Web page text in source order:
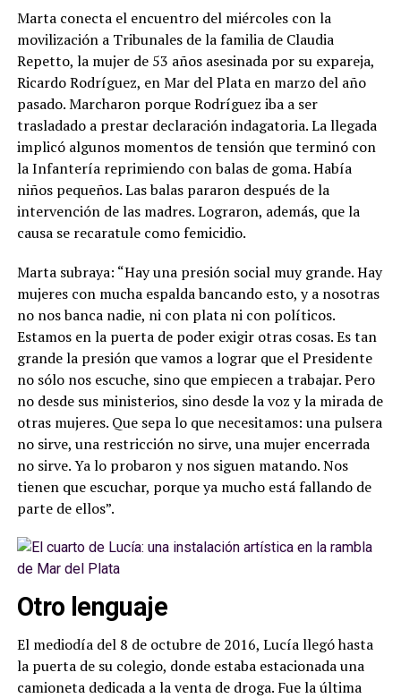
Marta conecta el encuentro del miércoles con la
movilización a Tribunales de la familia de Claudia
Repetto, la mujer de 53 años asesinada por su expareja,
Ricardo Rodríguez, en Mar del Plata en marzo del año
pasado. Marcharon porque Rodríguez iba a ser
trasladado a prestar declaración indagatoria. La llegada
implicó algunos momentos de tensión que terminó con
la Infantería reprimiendo con balas de goma. Había
niños pequeños. Las balas pararon después de la
intervención de las madres. Lograron, además, que la
causa se recaratule como femicidio.
Marta subraya: “Hay una presión social muy grande. Hay
mujeres con mucha espalda bancando esto, y a nosotras
no nos banca nadie, ni con plata ni con políticos.
Estamos en la puerta de poder exigir otras cosas. Es tan
grande la presión que vamos a lograr que el Presidente
no sólo nos escuche, sino que empiecen a trabajar. Pero
no desde sus ministerios, sino desde la voz y la mirada de
otras mujeres. Que sepa lo que necesitamos: una pulsera
no sirve, una restricción no sirve, una mujer encerrada
no sirve. Ya lo probaron y nos siguen matando. Nos
tienen que escuchar, porque ya mucho está fallando de
parte de ellos”.
Otro lenguaje
El mediodía del 8 de octubre de 2016, Lucía llegó hasta
la puerta de su colegio, donde estaba estacionada una
camioneta dedicada a la venta de droga. Fue la última